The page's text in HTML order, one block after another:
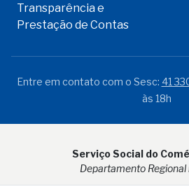
Transparência e
Prestação de Contas
Entre em contato com o Sesc: 41
às 18h
Serviço Social do
Departamento Regional
Rua Visconde do Rio Branco, 931 -